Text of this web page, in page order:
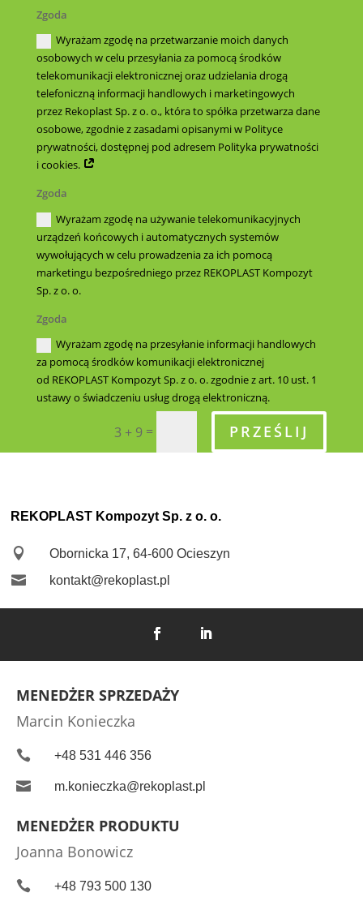
Zgoda
Wyrażam zgodę na przetwarzanie moich danych
osobowych w celu przesyłania za pomocą środków
telekomunikacji elektronicznej oraz udzielania drogą
telefoniczną informacji handlowych i marketingowych
przez Rekoplast Sp. z o. o., która to spółka przetwarza dane
osobowe, zgodnie z zasadami opisanymi w Polityce
prywatności, dostępnej pod adresem Polityka prywatności
i cookies.
Zgoda
Wyrażam zgodę na używanie telekomunikacyjnych
urządzeń końcowych i automatycznych systemów
wywołujących w celu prowadzenia za ich pomocą
marketingu bezpośredniego przez REKOPLAST Kompozyt
Sp. z o. o.
Zgoda
Wyrażam zgodę na przesyłanie informacji handlowych
za pomocą środków komunikacji elektronicznej
od REKOPLAST Kompozyt Sp. z o. o. zgodnie z art. 10 ust. 1
ustawy o świadczeniu usług drogą elektroniczną.
3 + 9 = PRZEŚLIJ
REKOPLAST Kompozyt Sp. z o. o.
 Obornicka 17, 64-600 Ocieszyn
 kontakt@rekoplast.pl
MENEDŻER SPRZEDAŻY
Marcin Konieczka
 +48 531 446 356
 m.konieczka@rekoplast.pl
MENEDŻER PRODUKTU
Joanna Bonowicz
 +48 793 500 130